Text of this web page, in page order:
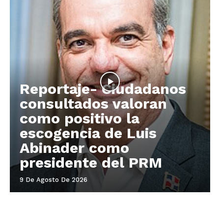
Reportaje- Ciudadanos
consultados valoran
como positivo la
escogencia de Luis
Abinader como
presidente del PRM
9 De Agosto De 2026